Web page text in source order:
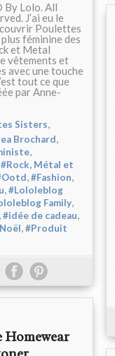
Lolo. All
J’ai eu le
Poulettes
féminine des
et Metal
vêtements et
avec une touche
tout ce que
par Anne-
Sisters,
Brochard,
,
#Rock, Métal et
,#Fashion,
,#Lololeblog
Family,
,#idée de cadeau,
,#Produit
Homewear